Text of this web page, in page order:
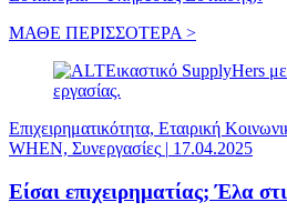
ΜΑΘΕ ΠΕΡΙΣΣΟΤΕΡΑ >
Επιχειρηματικότητα, Εταιρική
WHEN, Συνεργασίες | 17.04.2025
Είσαι επιχειρηματίας; Έλα